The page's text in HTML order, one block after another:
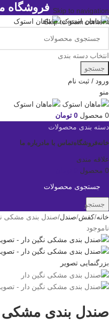
Skip to navigation
Skip to main content
فروشگاه
انتخاب دسته بندی
جستجو
ورود / ثبت نام
منو
0 محصول 0 تومان
دسته بندی محصولات
خانهفروشگاهتماس با مادرباره ما
علاقه مندی
0 محصول
جستجو
خانه کفش صندل صندل بندی مشکی
ناموجود
بزرگنمایی تصویر
صندل بندی مشکی